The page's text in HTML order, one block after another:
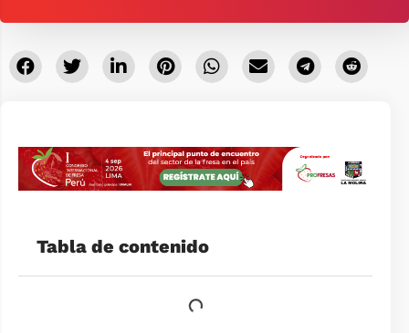
Tabla de contenido